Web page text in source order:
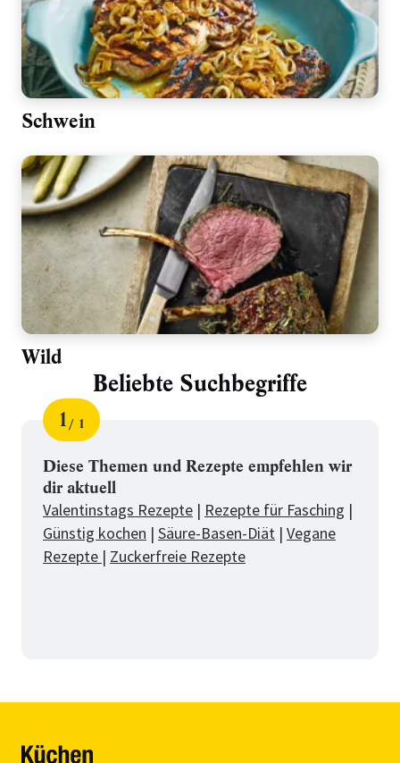
Schwein
Wild
Beliebte Suchbegriffe
Schritt
1
von
1
für
Beliebte
Suchbegriffe
Diese Themen und Rezepte empfehlen wir
dir aktuell
Valentinstags Rezepte | Rezepte für Fasching |
Günstig kochen | Säure-Basen-Diät | Vegane
Rezepte | Zuckerfreie Rezepte